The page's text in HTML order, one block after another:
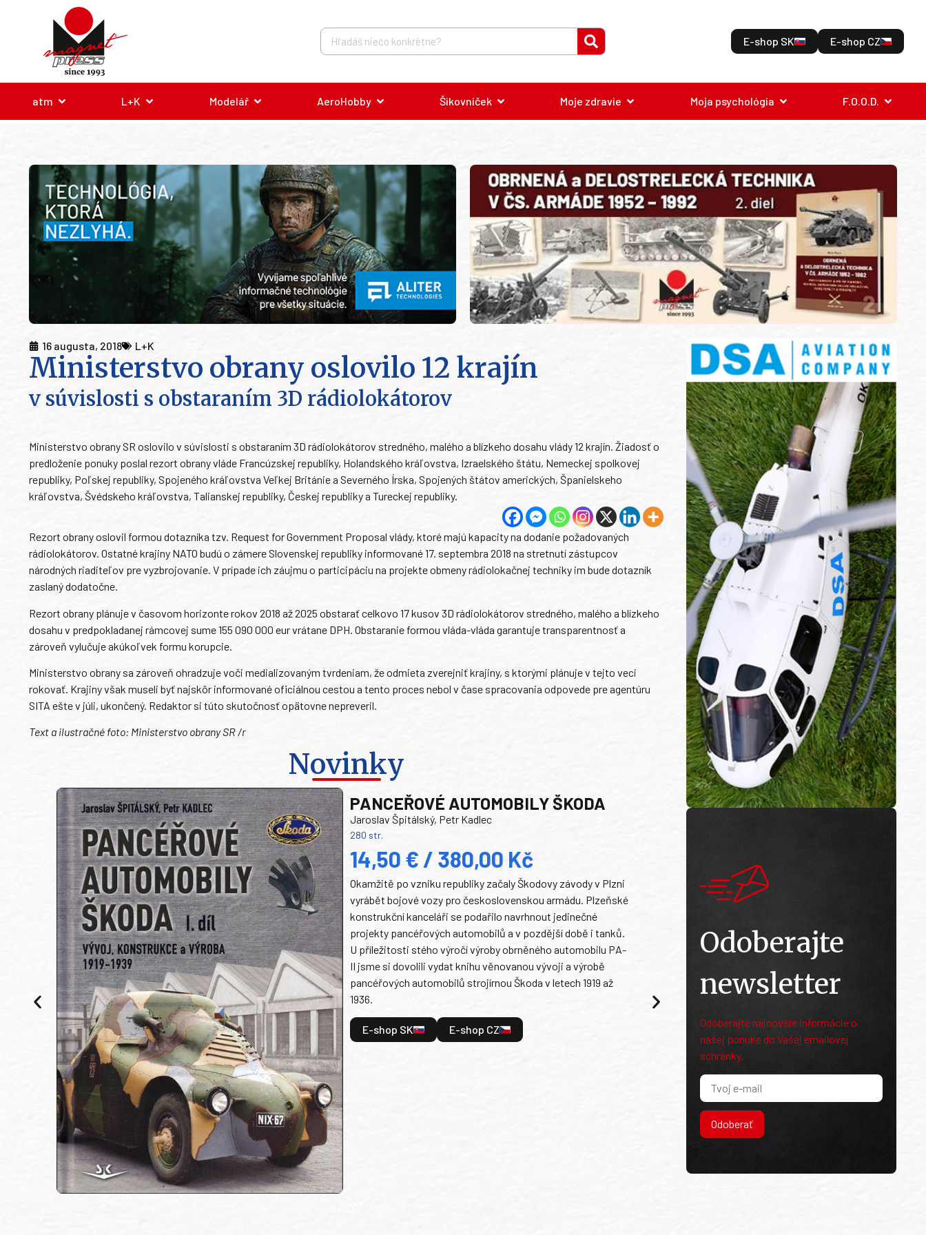
E-shop SK E-shop CZ
atm L+K Modelář AeroHobby Šikovníček Moje zdravie Moja psychológia F.O.O.D.
16 augusta, 2018 L+K
Ministerstvo obrany oslovilo 12 krajín
v súvislosti s obstaraním 3D rádiolokátorov
Ministerstvo obrany SR oslovilo v súvislosti s obstaraním 3D rádiolokátorov stredného, malého a blízkeho dosahu vlády 12 krajín. Žiadosť o
predloženie ponuky poslal rezort obrany vláde Francúzskej republiky, Holandského kráľovstva, Izraelského štátu, Nemeckej spolkovej
republiky, Poľskej republiky, Spojeného kráľovstva Veľkej Británie a Severného Írska, Spojených štátov amerických, Španielskeho
kráľovstva, Švédskeho kráľovstva, Talianskej republiky, Českej republiky a Tureckej republiky.
Rezort obrany oslovil formou dotazníka tzv. Request for Government Proposal vlády, ktoré majú kapacity na dodanie požadovaných
rádiolokátorov. Ostatné krajiny NATO budú o zámere Slovenskej republiky informované 17. septembra 2018 na stretnutí zástupcov
národných riaditeľov pre vyzbrojovanie. V prípade ich záujmu o participáciu na projekte obmeny rádiolokačnej techniky im bude dotazník
zaslaný dodatočne.
Rezort obrany plánuje v časovom horizonte rokov 2018 až 2025 obstarať celkovo 17 kusov 3D rádiolokátorov stredného, malého a blízkeho
dosahu v predpokladanej rámcovej sume 155 090 000 eur vrátane DPH. Obstaranie formou vláda-vláda garantuje transparentnosť a
zároveň vylučuje akúkoľvek formu korupcie.
Ministerstvo obrany sa zároveň ohradzuje voči medializovaným tvrdeniam, že odmieta zverejniť krajiny, s ktorými plánuje v tejto veci
rokovať. Krajiny však museli byť najskôr informované oficiálnou cestou a tento proces nebol v čase spracovania odpovede pre agentúru
SITA ešte v júli, ukončený. Redaktor si túto skutočnosť opätovne nepreveril.
Text a ilustračné foto: Ministerstvo obrany SR /r
Novinky
PANCEŘOVÉ AUTOMOBILY ŠKODA
Jaroslav Špitálský, Petr Kadlec
280 str.
14,50 € / 380,00 Kč
Okamžitě po vzniku republiky začaly Škodovy závody v Plzni
vyrábět bojové vozy pro československou armádu. Plzeňské
konstrukční kanceláři se podařilo navrhnout jedinečné
projekty pancéřových automobilů a v pozdější době i tanků.
U příležitosti stého výročí výroby obrněného automobilu PA-
II jsme si dovolili vydat knihu věnovanou vývoji a výrobě
pancéřových automobilů strojírnou Škoda v letech 1919 až
1936.
E-shop SK E-shop CZ
Odoberajte
newsletter
Odoberajte najnovšie informácie o
našej ponuke do Vašej emailovej
schránky.
Odoberať